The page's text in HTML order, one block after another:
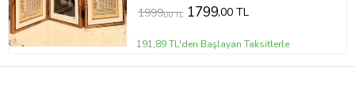
1999,00 TL 1799,00 TL
191,89 TL'den Başlayan Taksitlerle